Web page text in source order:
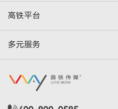
高铁平台
多元服务